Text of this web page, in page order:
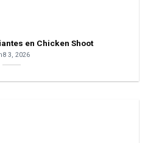
en Chicken Shoot
3, 2026